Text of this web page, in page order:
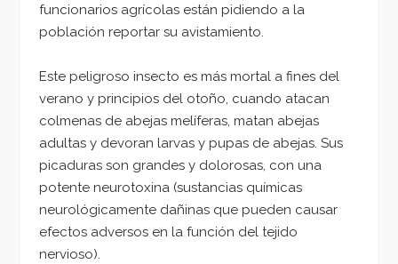
funcionarios agrícolas están pidiendo a la
población reportar su avistamiento.
Este peligroso insecto es más mortal a fines del
verano y principios del otoño, cuando atacan
colmenas de abejas melíferas, matan abejas
adultas y devoran larvas y pupas de abejas. Sus
picaduras son grandes y dolorosas, con una
potente neurotoxina (sustancias químicas
neurológicamente dañinas que pueden causar
efectos adversos en la función del tejido
nervioso).